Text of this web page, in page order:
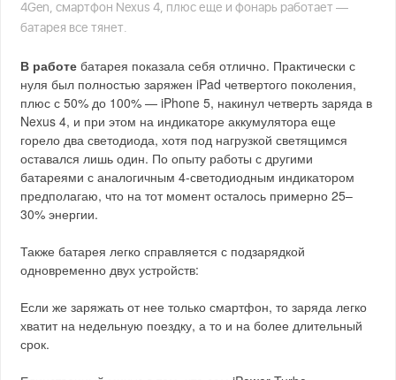
4Gen, смартфон Nexus 4, плюс еще и фонарь работает —
батарея все тянет.
В работе батарея показала себя отлично. Практически с
нуля был полностью заряжен iPad четвертого поколения,
плюс с 50% до 100% — iPhone 5, накинул четверть заряда в
Nexus 4, и при этом на индикаторе аккумулятора еще
горело два светодиода, хотя под нагрузкой светящимся
оставался лишь один. По опыту работы с другими
батареями с аналогичным 4-светодиодным индикатором
предполагаю, что на тот момент осталось примерно 25–
30% энергии.
Также батарея легко справляется с подзарядкой
одновременно двух устройств:
Если же заряжать от нее только смартфон, то заряда легко
хватит на недельную поездку, а то и на более длительный
срок.